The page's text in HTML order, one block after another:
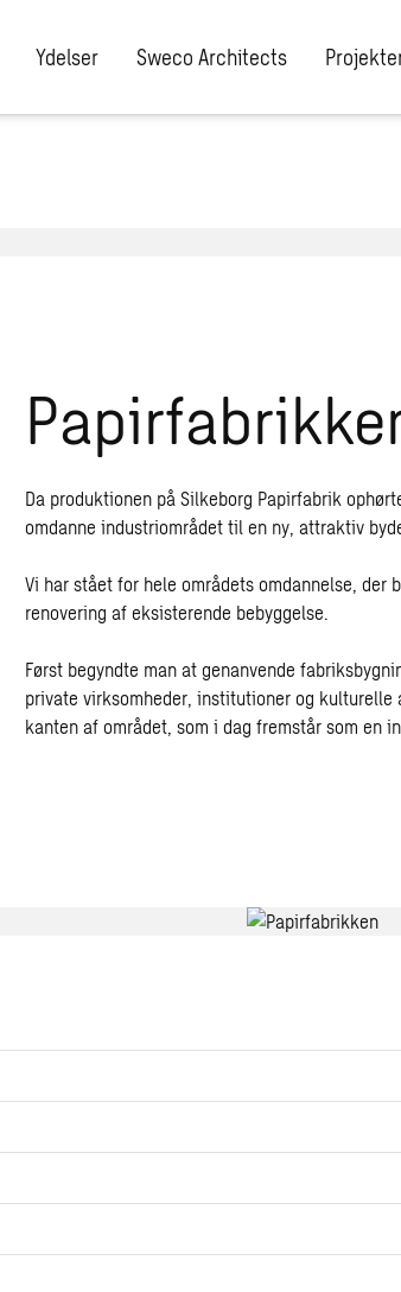
Ydelser Sweco Architects
Da produktionen på Silkeborg Papirfabrik
omdanne industriområdet til en ny, attraktiv
Vi har stået for hele områdets omdannelse, der
renovering af eksisterende bebyggelse.
Først begyndte man at genanvende
private virksomheder, institutioner og
kanten af området, som i dag fremstår som en